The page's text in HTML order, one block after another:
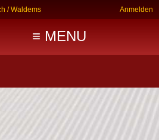
/ Waldems Anmelden
≡ MENU